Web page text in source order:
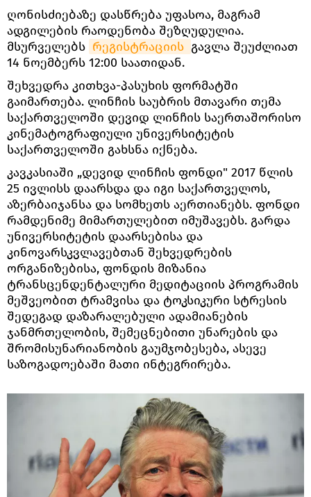
ღონისძიებაზე დასწრება უფასოა, მაგრამ
ადგილების რაოდენობა შეზღუდულია.
მსურველებს რეგისტრაციის გავლა შეუძლიათ
14 ნოემბერს 12:00 საათიდან.
შეხვედრა კითხვა-პასუხის ფორმატში
გაიმართება. ლინჩის საუბრის მთავარი თემა
საქართველოში დევიდ ლინჩის საერთაშორისო
კინემატოგრაფიული უნივერსიტეტის
საქართველოში გახსნა იქნება.
კავკასიაში „დევიდ ლინჩის ფონდი" 2017 წლის
25 ივლისს დაარსდა და იგი საქართველოს,
აზერბაიჯანსა და სომხეთს აერთიანებს. ფონდი
რამდენიმე მიმართულებით იმუშავებს. გარდა
უნივერსიტეტის დაარსებისა და
კინოვარსკვლავებთან შეხვედრების
ორგანიზებისა, ფონდის მიზანია
ტრანსცენდენტალური მედიტაციის პროგრამის
მეშვეობით ტრამვისა და ტოკსიკური სტრესის
შედეგად დაზარალებული ადამიანების
ჯანმრთელობის, შემეცნებითი უნარების და
შრომისუნარიანობის გაუმჯობესება, ასევე
საზოგადოებაში მათი ინტეგრირება.